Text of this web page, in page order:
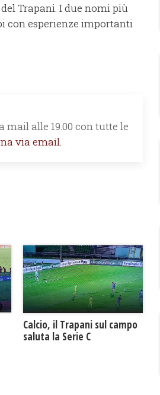
Trapani. I due nomi più
con esperienze importanti
alle 19.00 con tutte le
via email.
Calcio, il Trapani sul campo
saluta la Serie C